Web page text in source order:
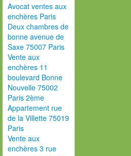
Avocat ventes aux
enchères Paris
Deux chambres de
bonne avenue de
Saxe 75007 Paris
Vente aux
enchères 11
boulevard Bonne
Nouvelle 75002
Paris 2ème
Appartement rue
de la Villette 75019
Paris
Vente aux
enchères 3 rue